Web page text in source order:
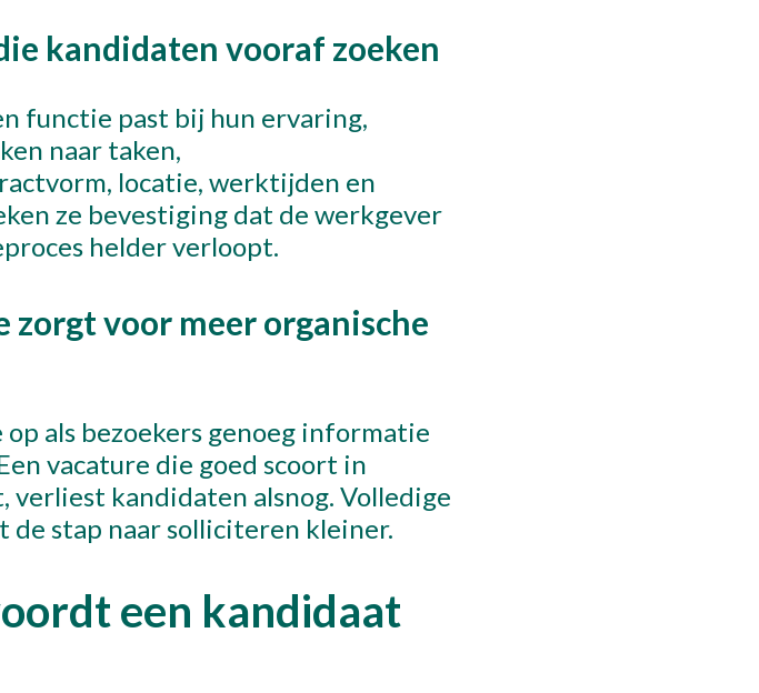
kandidaten vooraf zoeken
functie past bij hun ervaring,
naar taken,
locatie, werktijden en
ze bevestiging dat de werkgever
helder verloopt.
voor meer organische
als bezoekers genoeg informatie
vacature die goed scoort in
verliest kandidaten alsnog. Volledige
stap naar solliciteren kleiner.
een kandidaat